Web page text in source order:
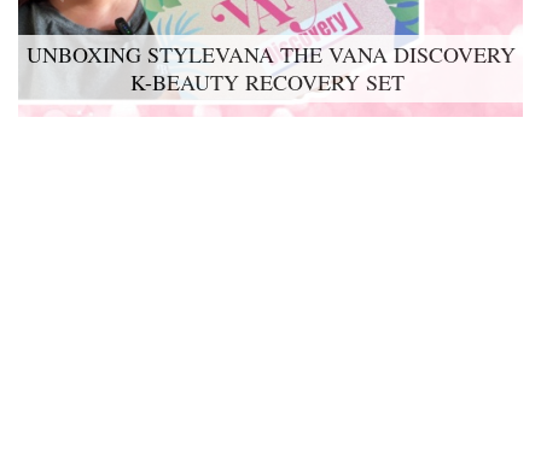
UNBOXING STYLEVANA THE VANA DISCOVERY
K-BEAUTY RECOVERY SET
LYKO LOVABLES THE BDAY KIT 2026 UNBOXING